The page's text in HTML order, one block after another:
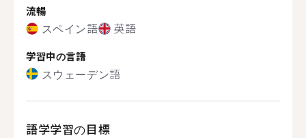
流暢
スペイン語 英語
学習中の言語
スウェーデン語
語学学習の目標